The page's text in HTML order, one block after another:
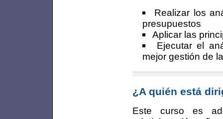
Realizar los
presupuestos
Aplicar las
Ejecutar el
mejor gestión de
¿A quién está
Este curso es